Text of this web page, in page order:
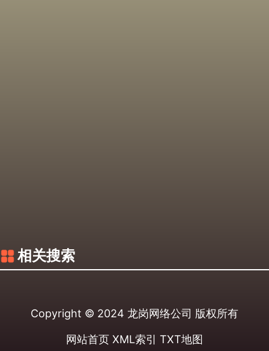
相关搜索
Copyright © 2024 龙岗网络公司 版权所有
网站首页 XML索引 TXT地图